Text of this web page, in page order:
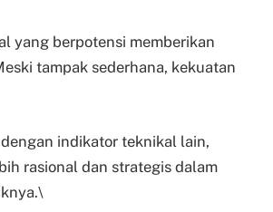
yang berpotensi memberikan
tampak sederhana, kekuatan
indikator teknikal lain,
rasional dan strategis dalam